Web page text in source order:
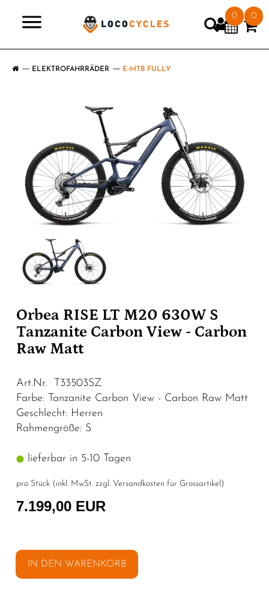
0 0
ELEKTROFAHRRÄDER E-MTB FULLY
Orbea RISE LT M20 630W S
Tanzanite Carbon View - Carbon
Raw Matt
Art.Nr. T33503SZ
Farbe: Tanzanite Carbon View - Carbon Raw Matt
Geschlecht: Herren
Rahmengröße: S
lieferbar in 5-10 Tagen
pro Stück (inkl. MwSt. zzgl. Versandkosten für Grossartikel )
7.199,00 EUR
IN DEN WARENKORB